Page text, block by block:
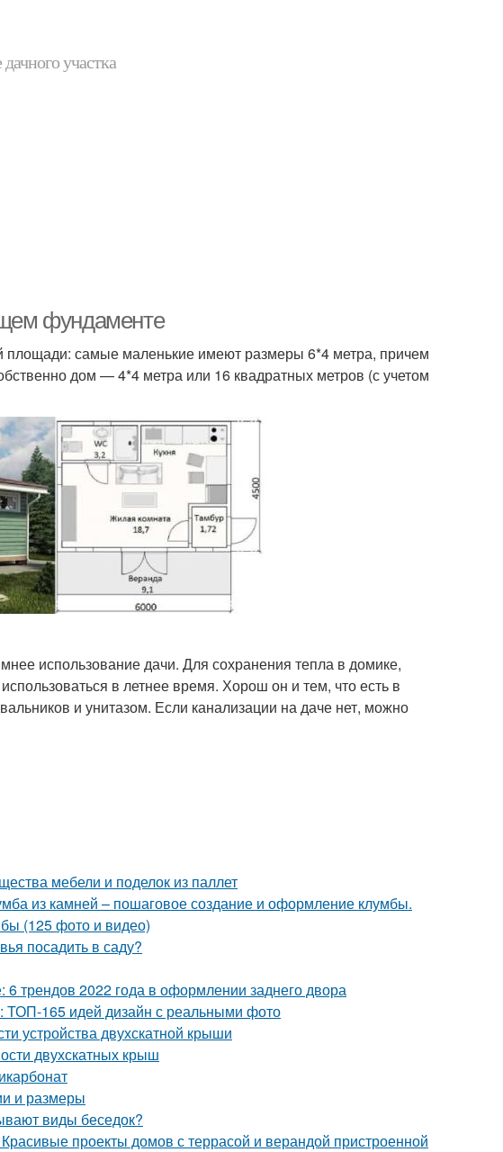
участка
фундаменте
самые маленькие имеют размеры 6*4 метра, причем
дом — 4*4 метра или 16 квадратных метров (с учетом
использование дачи. Для сохранения тепла в домике,
в летнее время. Хорош он и тем, что есть в
и унитазом. Если канализации на даче нет, можно
мебели и поделок из паллет
из камней – пошаговое создание и оформление клумбы.
(125 фото и видео)
посадить в саду?
трендов 2022 года в оформлении заднего двора
ТОП-165 идей дизайн с реальными фото
устройства двухскатной крыши
двухскатных крыш
и размеры
виды беседок?
проекты домов с террасой и верандой пристроенной